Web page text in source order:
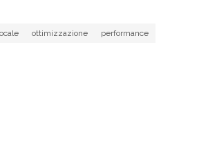
ottimizzazione
performance